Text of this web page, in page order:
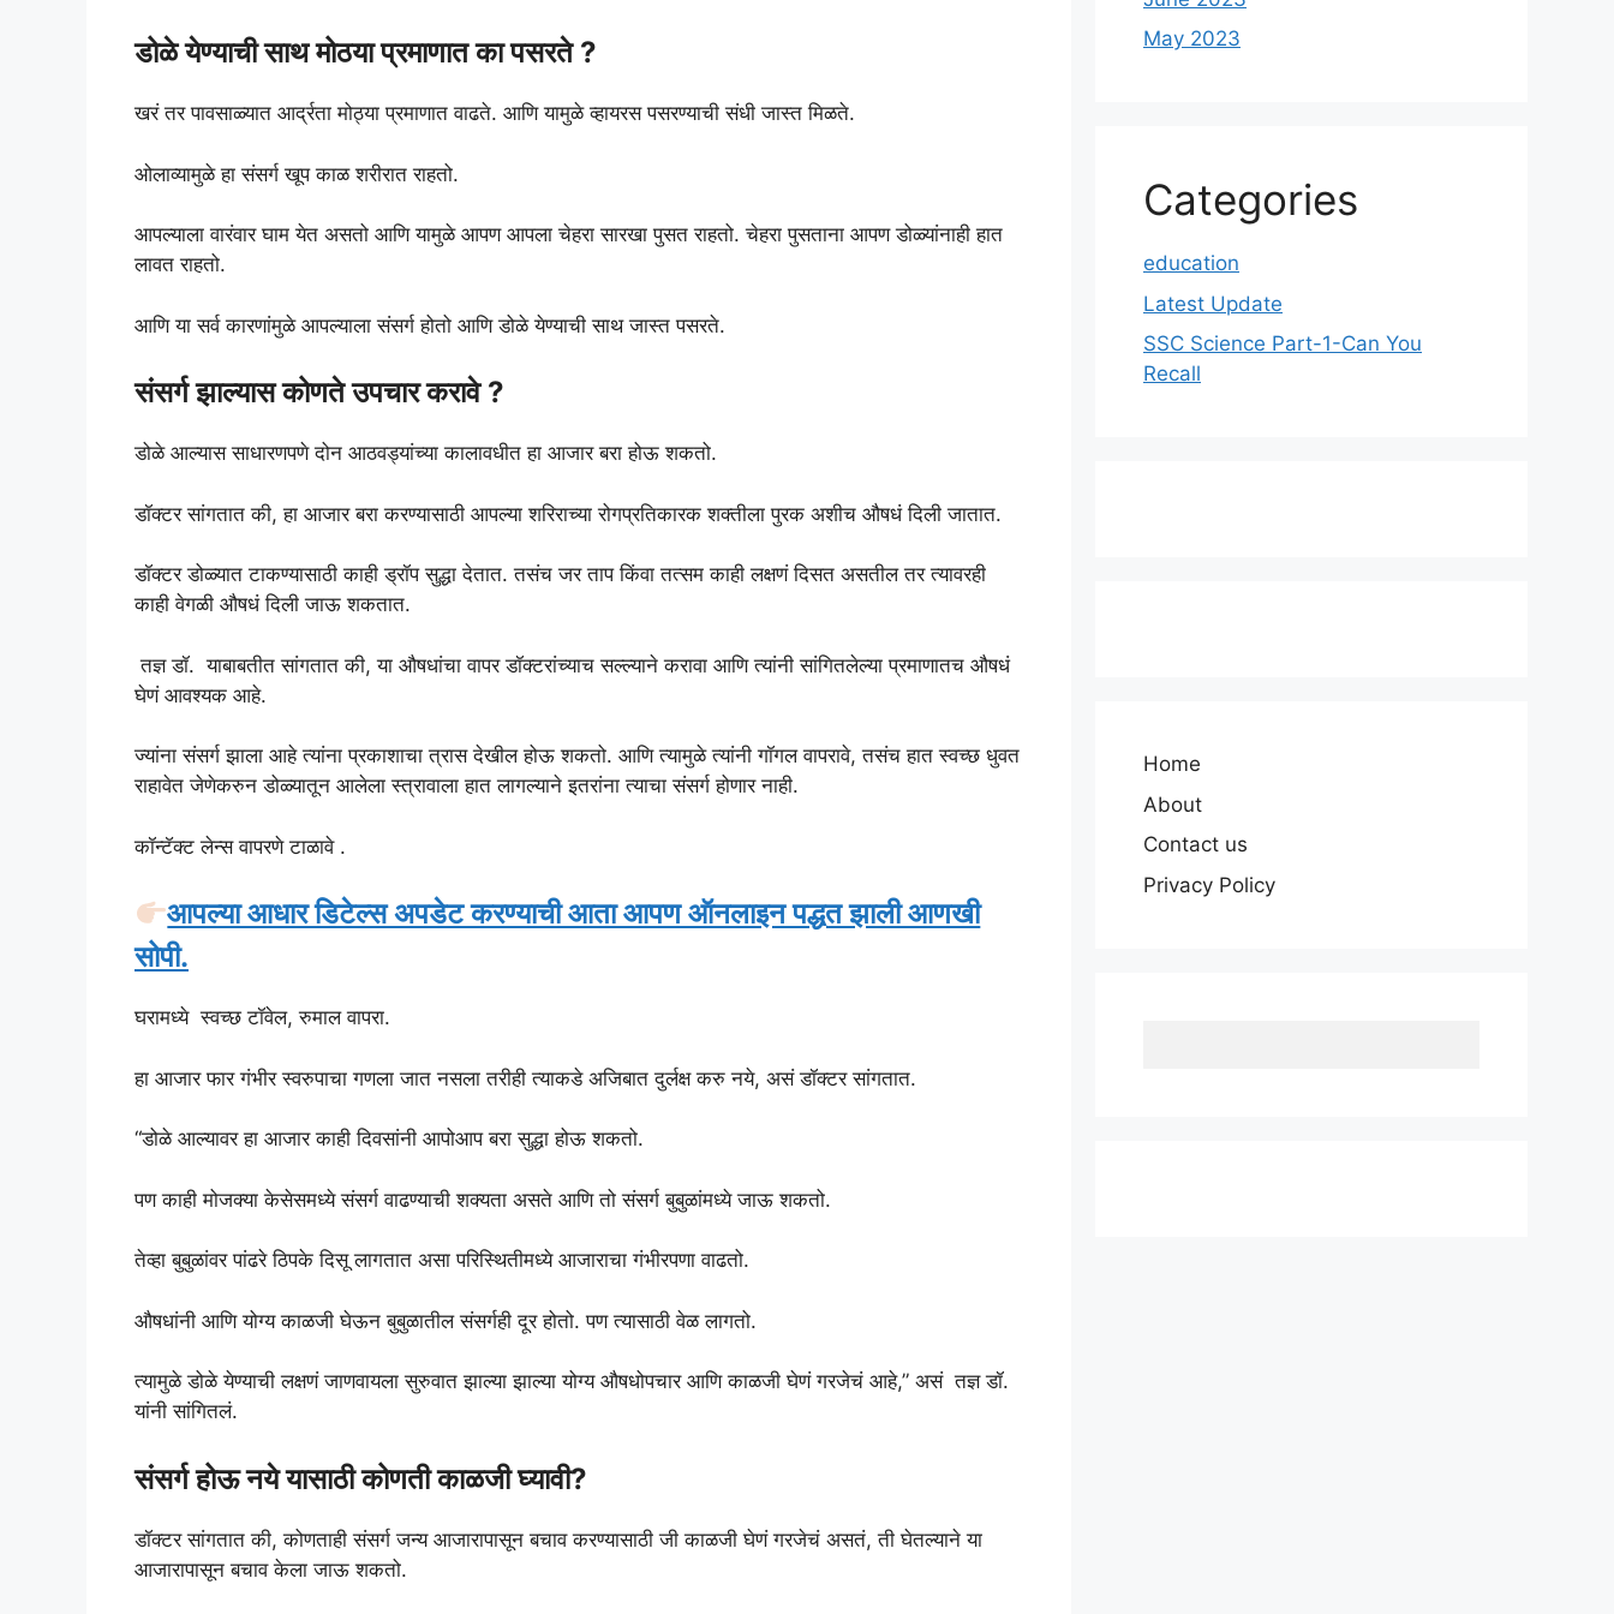
डोळे येण्याची साथ मोठया प्रमाणात का पसरते ?
खरं तर पावसाळ्यात आर्द्रता मोठ्या प्रमाणात वाढते. आणि यामुळे व्हायरस पसरण्याची संधी जास्त मिळते.
ओलाव्यामुळे हा संसर्ग खूप काळ शरीरात राहतो.
आपल्याला वारंवार घाम येत असतो आणि यामुळे आपण आपला चेहरा सारखा पुसत राहतो. चेहरा पुसताना आपण डोळ्यांनाही हात
लावत राहतो.
आणि या सर्व कारणांमुळे आपल्याला संसर्ग होतो आणि डोळे येण्याची साथ जास्त पसरते.
संसर्ग झाल्यास कोणते उपचार करावे ?
डोळे आल्यास साधारणपणे दोन आठवड्यांच्या कालावधीत हा आजार बरा होऊ शकतो.
डॉक्टर सांगतात की, हा आजार बरा करण्यासाठी आपल्या शरिराच्या रोगप्रतिकारक शक्तीला पुरक अशीच औषधं दिली जातात.
डॉक्टर डोळ्यात टाकण्यासाठी काही ड्रॉप सुद्धा देतात. तसंच जर ताप किंवा तत्सम काही लक्षणं दिसत असतील तर त्यावरही
काही वेगळी औषधं दिली जाऊ शकतात.
तज्ञ डॉ. याबाबतीत सांगतात की, या औषधांचा वापर डॉक्टरांच्याच सल्ल्याने करावा आणि त्यांनी सांगितलेल्या प्रमाणातच औषधं
घेणं आवश्यक आहे.
ज्यांना संसर्ग झाला आहे त्यांना प्रकाशाचा त्रास देखील होऊ शकतो. आणि त्यामुळे त्यांनी गॉगल वापरावे, तसंच हात स्वच्छ धुवत
राहावेत जेणेकरुन डोळ्यातून आलेला स्त्रावाला हात लागल्याने इतरांना त्याचा संसर्ग होणार नाही.
कॉन्टॅक्ट लेन्स वापरणे टाळावे .
आपल्या आधार डिटेल्स अपडेट करण्याची आता आपण ऑनलाइन पद्धत झाली आणखी
सोपी.
घरामध्ये स्वच्छ टॉवेल, रुमाल वापरा.
हा आजार फार गंभीर स्वरुपाचा गणला जात नसला तरीही त्याकडे अजिबात दुर्लक्ष करु नये, असं डॉक्टर सांगतात.
“डोळे आल्यावर हा आजार काही दिवसांनी आपोआप बरा सुद्धा होऊ शकतो.
पण काही मोजक्या केसेसमध्ये संसर्ग वाढण्याची शक्यता असते आणि तो संसर्ग बुबुळांमध्ये जाऊ शकतो.
तेव्हा बुबुळांवर पांढरे ठिपके दिसू लागतात असा परिस्थितीमध्ये आजाराचा गंभीरपणा वाढतो.
औषधांनी आणि योग्य काळजी घेऊन बुबुळातील संसर्गही दूर होतो. पण त्यासाठी वेळ लागतो.
त्यामुळे डोळे येण्याची लक्षणं जाणवायला सुरुवात झाल्या झाल्या योग्य औषधोपचार आणि काळजी घेणं गरजेचं आहे,” असं तज्ञ डॉ.
यांनी सांगितलं.
संसर्ग होऊ नये यासाठी कोणती काळजी घ्यावी?
डॉक्टर सांगतात की, कोणताही संसर्ग जन्य आजारापासून बचाव करण्यासाठी जी काळजी घेणं गरजेचं असतं, ती घेतल्याने या
आजारापासून बचाव केला जाऊ शकतो.
May 2023
Categories
education
Latest Update
SSC Science Part-1-Can You
Recall
Home
About
Contact us
Privacy Policy